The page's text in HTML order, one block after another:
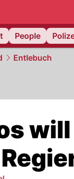
People
Entlebuch